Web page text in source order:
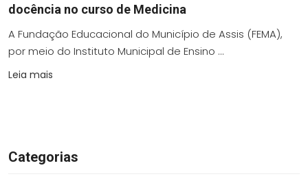
docência no curso de Medicina
A Fundação Educacional do Município de Assis (FEMA),
por meio do Instituto Municipal de Ensino ...
Leia mais
Categorias